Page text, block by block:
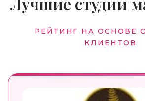
РЕЙТИНГ НА ОСНОВЕ
КЛИЕНТОВ